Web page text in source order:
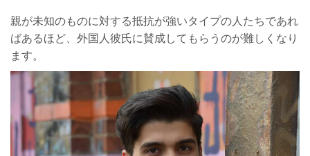
親が未知のものに対する抵抗が強いタイプの人たちであれ
ばあるほど、外国人彼氏に賛成してもらうのが難しくなり
ます。